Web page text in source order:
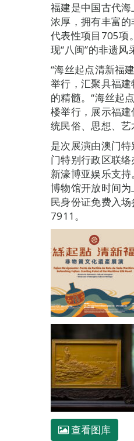
福建是中国古代
浓厚，拥有丰富
代表性项目705项
现“八闽”的非遗
“海丝起点清新福
举行，汇聚具福
的精髓。“海丝起
楼举行，展示福
统民俗、思想、艺
是次展演由澳门
门特别行政区联
新濠博亚娱乐支
博物馆开放时间
民身份证免费入
7911。
查看图库